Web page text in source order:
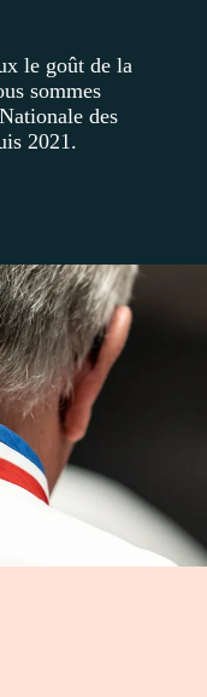
le goût de la
sommes
des
2021.